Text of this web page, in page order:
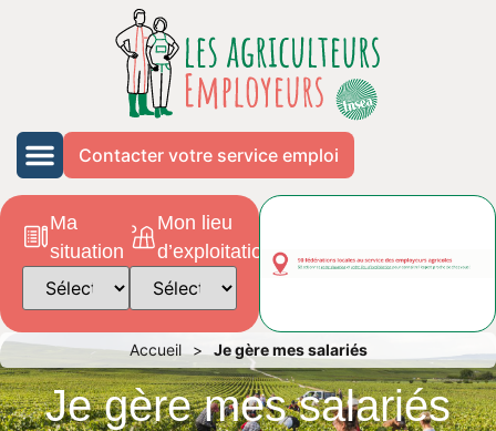
Contacter votre service emploi
Ma
situation
Mon lieu
d’exploitation
Accueil > Je gère mes salariés
Je gère mes salariés